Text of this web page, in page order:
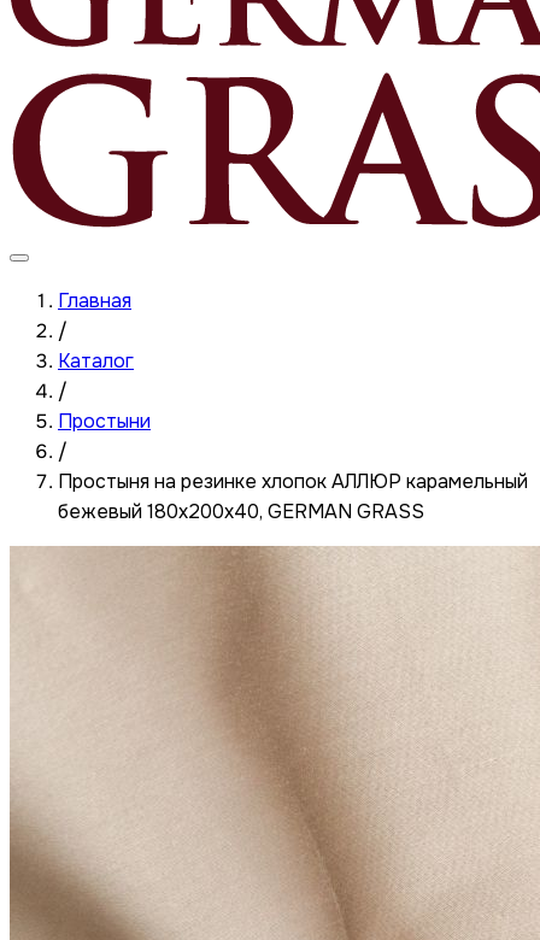
Главная
/
Каталог
/
Простыни
/
Простыня на резинке хлопок АЛЛЮР карамельный
бежевый 180x200x40, GERMAN GRASS